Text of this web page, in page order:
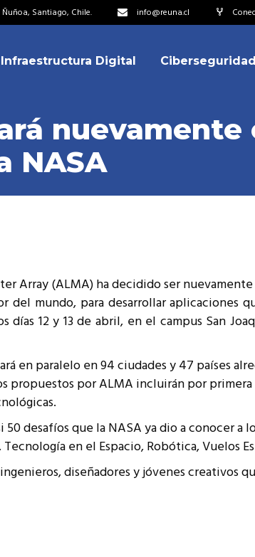
Santiago, Chile. info@reuna.cl
de Colaboración
Representantes Técnicos
integrarse a REUNA
Infraestructura Digital Ciberseguridad
Miembros
nuevamente
NASA
Array (ALMA) ha decidido ser
del mundo, para desarrollar aplicaciones
días 12 y 13 de abril, en el campus San
en paralelo en 94 ciudades y 47 países
propuestos por ALMA incluirán por
50 desafíos que la NASA ya dio a conocer
en el Espacio, Robótica, Vuelos
diseñadores y jóvenes creativos